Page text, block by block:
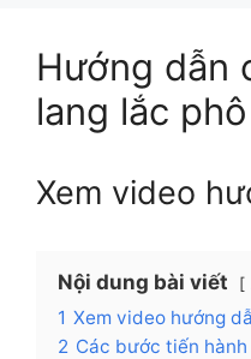
Hướng dẫn
lang lắc
Xem video
Nội dung bài viết
1 Xem video hướng
2 Các bước tiến hành